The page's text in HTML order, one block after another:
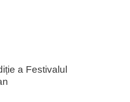
a Festivalul